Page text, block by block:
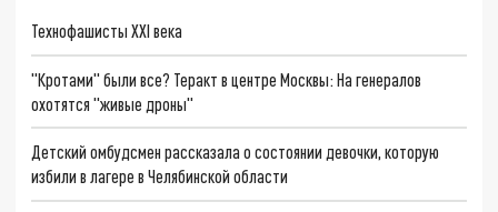
Технофашисты XXI века
"Кротами" были все? Теракт в центре Москвы: На генералов
охотятся "живые дроны"
Детский омбудсмен рассказала о состоянии девочки, которую
избили в лагере в Челябинской области